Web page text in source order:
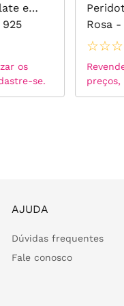
e
os
se.
Rosa
☆☆☆
AJUDA
Dúvidas frequentes
Fale conosco